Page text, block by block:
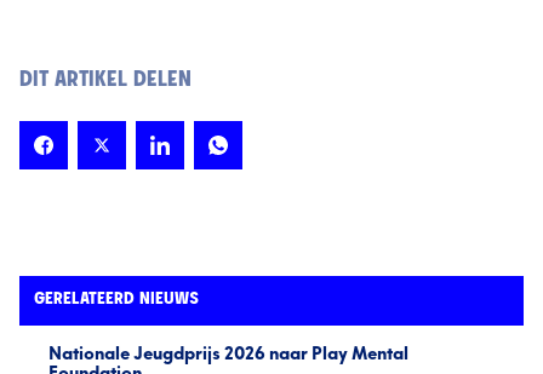
DIT ARTIKEL DELEN
GERELATEERD NIEUWS
Nationale Jeugd­prijs 2026 naar Play Mental